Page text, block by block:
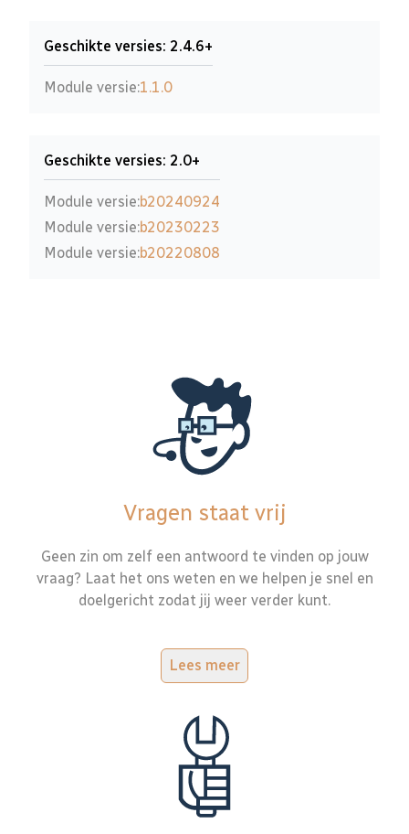
Geschikte versies: 2.4.6+
Module versie:1.1.0
Geschikte versies: 2.0+
Module versie:b20240924
Module versie:b20230223
Module versie:b20220808
Vragen staat vrij
Geen zin om zelf een antwoord te vinden op jouw
vraag? Laat het ons weten en we helpen je snel en
doelgericht zodat jij weer verder kunt.
Lees meer